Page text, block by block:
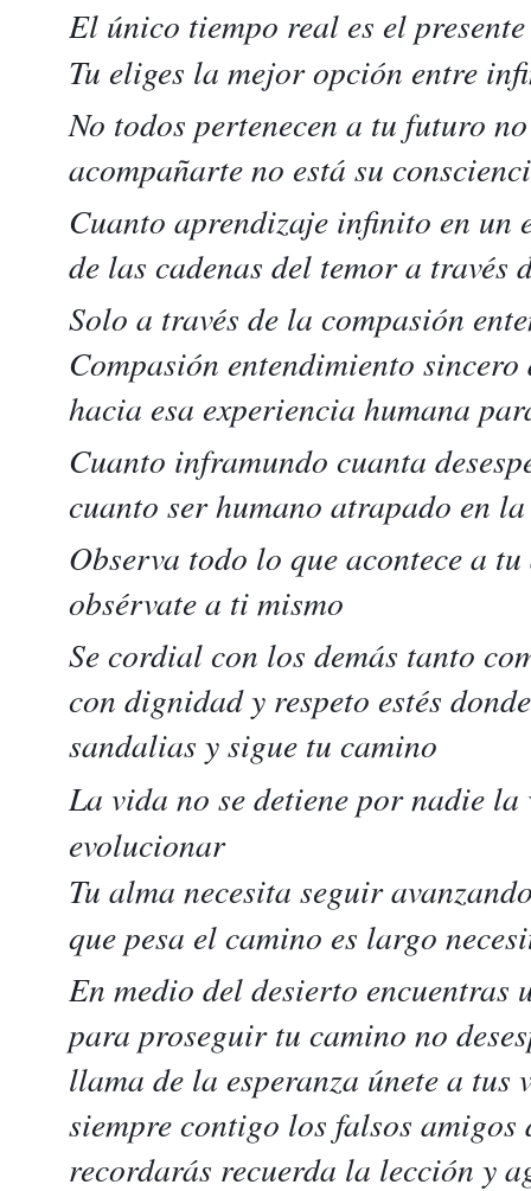
El único tiempo real es el
Tu eliges la mejor opción entre
No todos pertenecen a tu futuro
acompañarte no está su
Cuanto aprendizaje infinito en un
de las cadenas del temor a
Solo a través de la compasión
Compasión entendimiento
hacia esa experiencia humana
Cuanto inframundo cuanta
cuanto ser humano atrapado en
Observa todo lo que acontece a
obsérvate a ti mismo
Se cordial con los demás tanto
con dignidad y respeto estés
sandalias y sigue tu camino
La vida no se detiene por nadie
evolucionar
Tu alma necesita seguir
que pesa el camino es largo
En medio del desierto encuentras
para proseguir tu camino no
llama de la esperanza únete a tus
siempre contigo los falsos amigos
recordarás recuerda la lección y